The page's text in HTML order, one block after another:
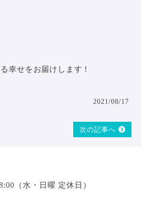
幸せをお届けします！
2021/08/17
次の記事へ
（水・日曜 定休日）